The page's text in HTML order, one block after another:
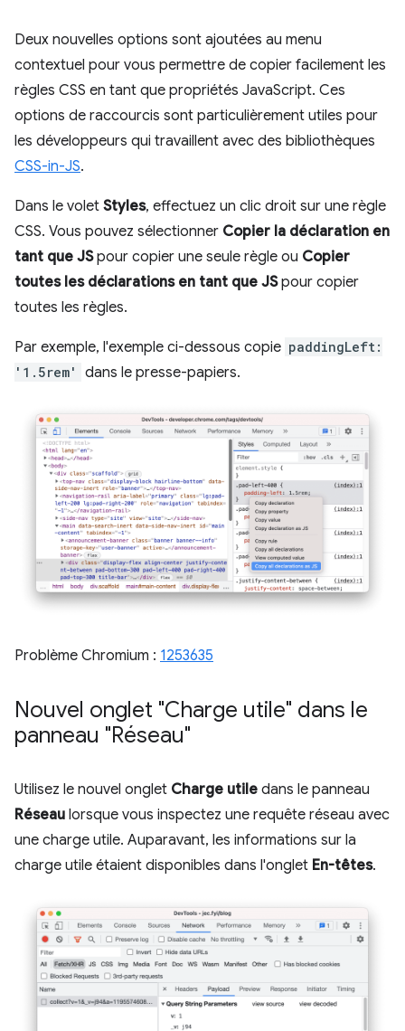
Deux nouvelles options sont ajoutées au menu
contextuel pour vous permettre de copier facilement les
règles CSS en tant que propriétés JavaScript. Ces
options de raccourcis sont particulièrement utiles pour
les développeurs qui travaillent avec des bibliothèques
CSS-in-JS.
Dans le volet Styles, effectuez un clic droit sur une règle
CSS. Vous pouvez sélectionner Copier la déclaration en
tant que JSpour copier une seule règle ou Copier
toutes les déclarations en tant que JSpour copier
toutes les règles.
Par exemple, l'exemple ci-dessous copie paddingLeft:
'1.5rem'
dans le presse-papiers.
Problème Chromium : 1253635
Nouvel onglet "Charge utile" dans le
panneau "Réseau"
Utilisez le nouvel onglet Charge utile dans le panneau
Réseau lorsque vous inspectez une requête réseau avec
une charge utile. Auparavant, les informations sur la
charge utile étaient disponibles dans l'onglet En-têtes.